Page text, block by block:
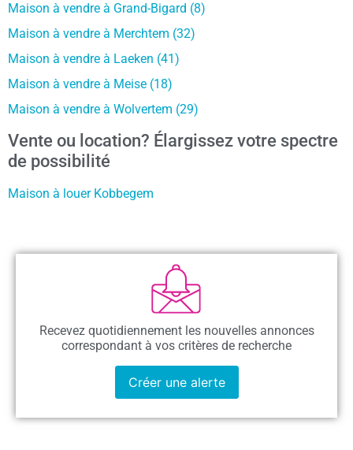
Maison à vendre à Grand-Bigard (8)
Maison à vendre à Merchtem (32)
Maison à vendre à Laeken (41)
Maison à vendre à Meise (18)
Maison à vendre à Wolvertem (29)
Vente ou location? Élargissez votre spectre
de possibilité
Maison à louer Kobbegem
Recevez quotidiennement les nouvelles annonces
correspondant à vos critères de recherche
Créer une alerte